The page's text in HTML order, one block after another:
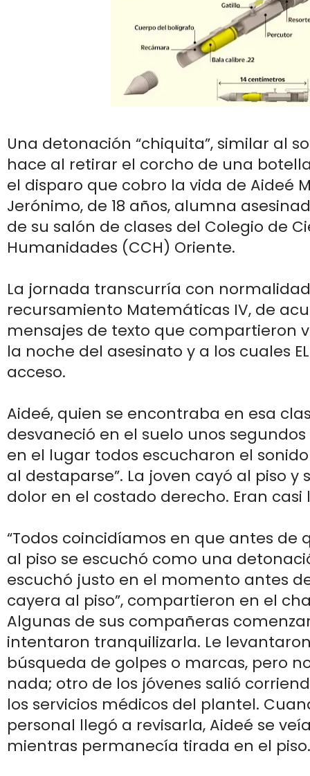
Una detonación “chiquita”, similar al
hace al retirar el corcho de una
el disparo que cobro la vida de Aideé
Jerónimo, de 18 años, alumna
de su salón de clases del Colegio de
Humanidades (CCH) Oriente.
La jornada transcurría con
recursamiento Matemáticas IV, de
mensajes de texto que compartieron
la noche del asesinato y a los cuales EL
acceso.
Aideé, quien se encontraba en esa
desvaneció en el suelo unos
en el lugar todos escucharon el
al destaparse”. La joven cayó al piso y
dolor en el costado derecho. Eran casi
“Todos coincidíamos en que antes de
al piso se escuchó como una
escuchó justo en el momento antes
cayera al piso”, compartieron en el
Algunas de sus compañeras
intentaron tranquilizarla. Le
búsqueda de golpes o marcas, pero
nada; otro de los jóvenes salió
los servicios médicos del plantel.
personal llegó a revisarla, Aideé se
mientras permanecía tirada en el piso.